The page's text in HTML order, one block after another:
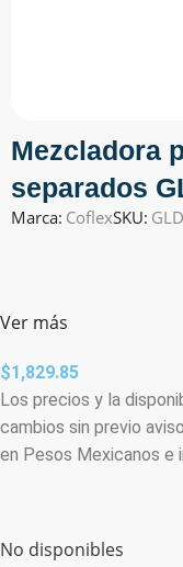
Mezcladora
separados
Marca: CoflexSKU:
Ver más
$1,829.85
Los precios y la
cambios sin previo
en Pesos Mexicanos e
No disponibles